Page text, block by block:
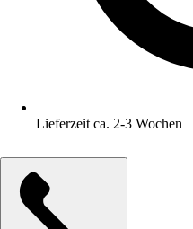
Lieferzeit ca. 2-3 Wochen